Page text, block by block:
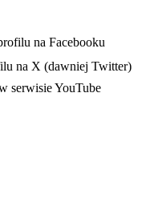
na Facebooku
na X (dawniej Twitter)
serwisie YouTube